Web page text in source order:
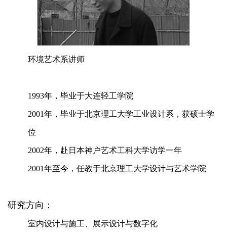
环境艺术系讲师
1993年，毕业于大连轻工学院
2001年，毕业于北京理工大学工业设计系，获硕士学
位
2002年，赴日本神户艺术工科大学访学一年
2001年至今，任教于北京理工大学设计与艺术学院
研究方向：
室内设计与施工、展示设计与数字化